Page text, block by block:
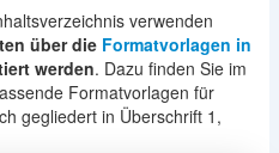
verwenden
über die Formatvorlagen in
werden. Dazu finden Sie im
Formatvorlagen für
gegliedert in Überschrift 1,